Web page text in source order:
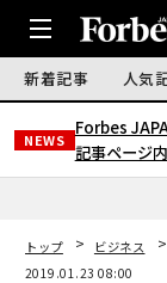
新着記事 人気
NEWS
Forbes
記事ページ
トップ ビジネス
2019.01.23 08:00